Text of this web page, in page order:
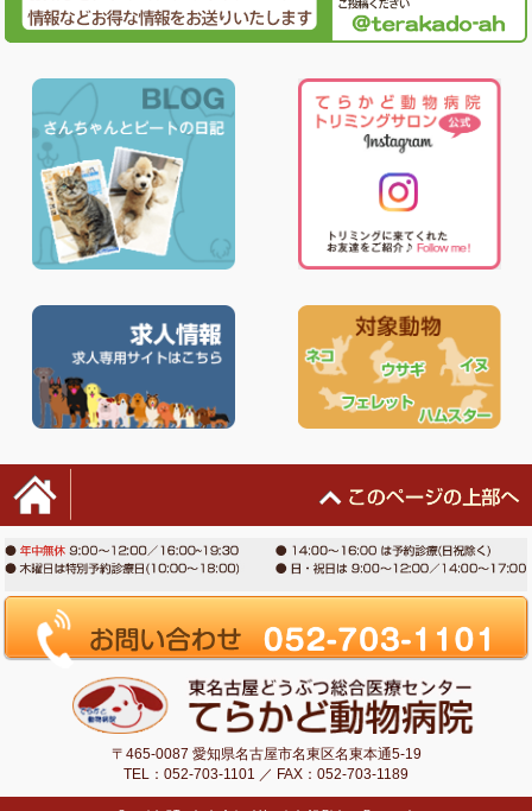
〒465-0087 愛知県名古屋市名東区名東本通5-19
TEL：052-703-1101 ／ FAX：052-703-1189